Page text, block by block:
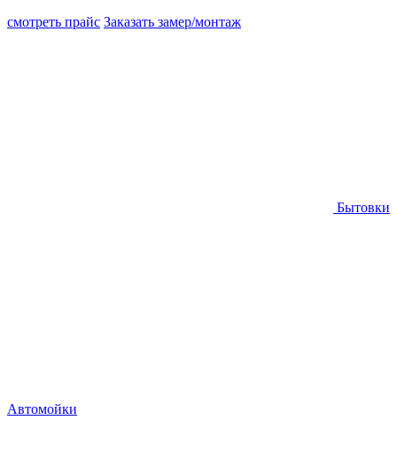
смотреть прайс Заказать замер/монтаж
Бытовки
Автомойки